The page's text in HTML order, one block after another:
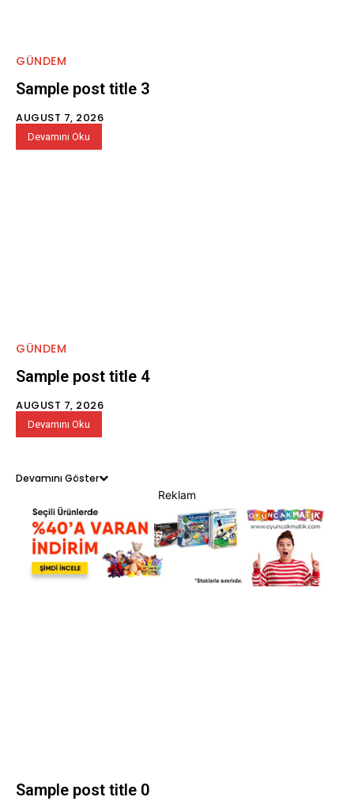
GÜNDEM
Sample post title 3
AUGUST 7, 2026
Devamını Oku
GÜNDEM
Sample post title 4
AUGUST 7, 2026
Devamını Oku
Devamını Göster
Reklam
Sample post title 0